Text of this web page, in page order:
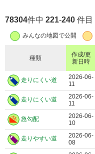
78304件中 221-240 件目
みんなの地図で公開
種類
作成/更
新日時
走りにくい道
2026-06-
11
走りにくい道
2026-06-
11
急勾配
2026-06-
10
走りやすい道
2026-06-
08